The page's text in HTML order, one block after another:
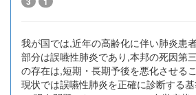
我が国では,近年の高齢化に伴い肺炎患
部分は誤嚥性肺炎であり,本邦の死因第
の存在は,短期・長期予後を悪化させる
現状では誤嚥性肺炎を正確に診断する